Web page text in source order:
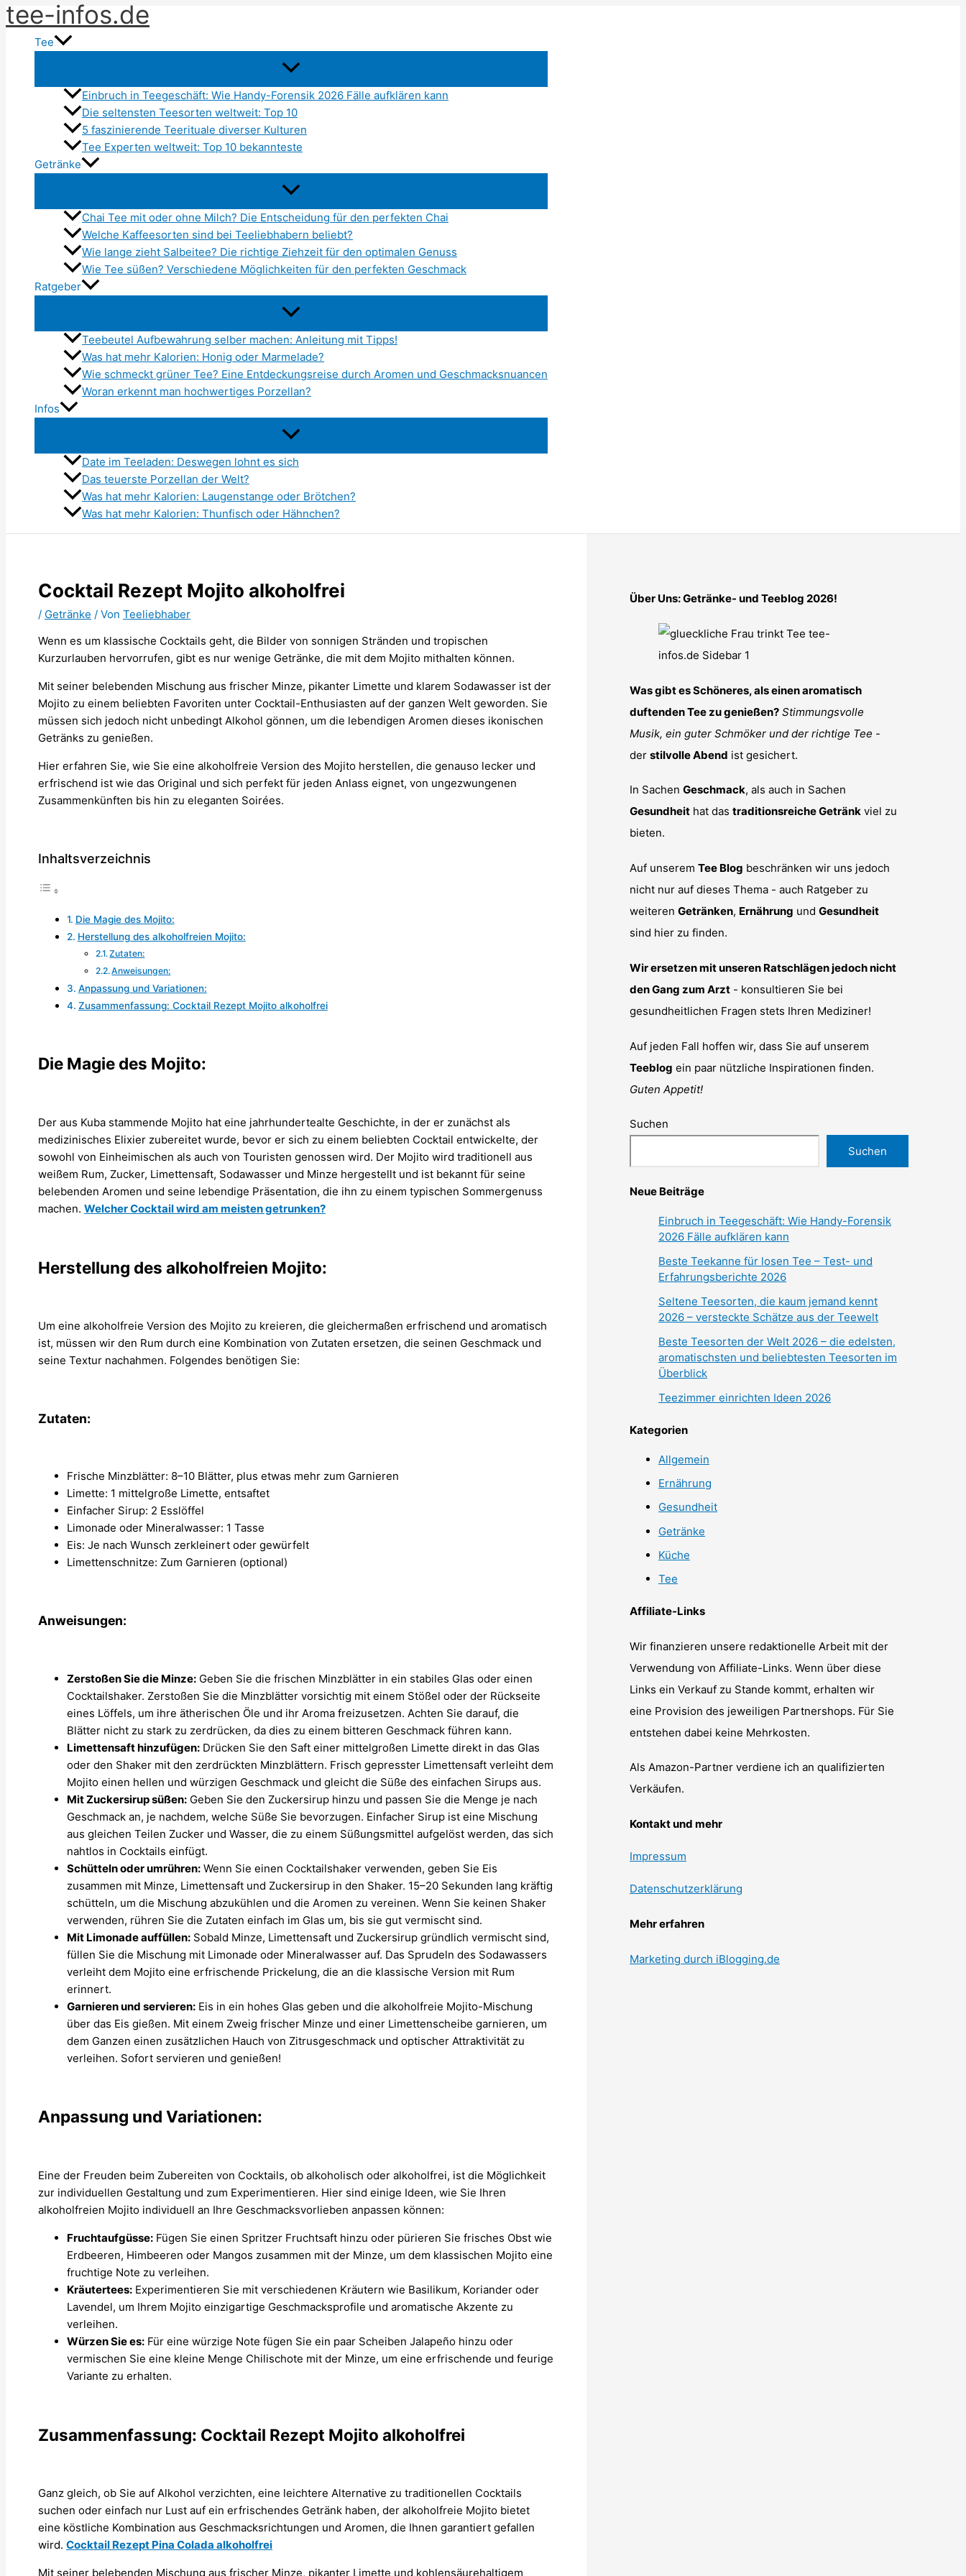
Zum
Inhalt
springen
tee-infos.de
Tee
Einbruch in Teegeschäft: Wie Handy-Forensik 2026 Fälle aufklären kann
Die seltensten Teesorten weltweit: Top 10
5 faszinierende Teerituale diverser Kulturen
Tee Experten weltweit: Top 10 bekannteste
Getränke
Chai Tee mit oder ohne Milch? Die Entscheidung für den perfekten Chai
Welche Kaffeesorten sind bei Teeliebhabern beliebt?
Wie lange zieht Salbeitee? Die richtige Ziehzeit für den optimalen Genuss
Wie Tee süßen? Verschiedene Möglichkeiten für den perfekten Geschmack
Ratgeber
Teebeutel Aufbewahrung selber machen: Anleitung mit Tipps!
Was hat mehr Kalorien: Honig oder Marmelade?
Wie schmeckt grüner Tee? Eine Entdeckungsreise durch Aromen und Geschmacksnuancen
Woran erkennt man hochwertiges Porzellan?
Infos
Date im Teeladen: Deswegen lohnt es sich
Das teuerste Porzellan der Welt?
Was hat mehr Kalorien: Laugenstange oder Brötchen?
Was hat mehr Kalorien: Thunfisch oder Hähnchen?
Cocktail Rezept Mojito alkoholfrei
/ Getränke / Von Teeliebhaber
Wenn es um klassische Cocktails geht, die Bilder von sonnigen Stränden und tropischen
Kurzurlauben hervorrufen, gibt es nur wenige Getränke, die mit dem Mojito mithalten können.
Mit seiner belebenden Mischung aus frischer Minze, pikanter Limette und klarem Sodawasser ist der
Mojito zu einem beliebten Favoriten unter Cocktail-Enthusiasten auf der ganzen Welt geworden. Sie
müssen sich jedoch nicht unbedingt Alkohol gönnen, um die lebendigen Aromen dieses ikonischen
Getränks zu genießen.
Hier erfahren Sie, wie Sie eine alkoholfreie Version des Mojito herstellen, die genauso lecker und
erfrischend ist wie das Original und sich perfekt für jeden Anlass eignet, von ungezwungenen
Zusammenkünften bis hin zu eleganten Soirées.
Inhaltsverzeichnis
Die Magie des Mojito:
Herstellung des alkoholfreien Mojito:
Zutaten:
Anweisungen:
Anpassung und Variationen:
Zusammenfassung: Cocktail Rezept Mojito alkoholfrei
Die Magie des Mojito:
Der aus Kuba stammende Mojito hat eine jahrhundertealte Geschichte, in der er zunächst als
medizinisches Elixier zubereitet wurde, bevor er sich zu einem beliebten Cocktail entwickelte, der
sowohl von Einheimischen als auch von Touristen genossen wird. Der Mojito wird traditionell aus
weißem Rum, Zucker, Limettensaft, Sodawasser und Minze hergestellt und ist bekannt für seine
belebenden Aromen und seine lebendige Präsentation, die ihn zu einem typischen Sommergenuss
machen. Welcher Cocktail wird am meisten getrunken?
Herstellung des alkoholfreien Mojito:
Um eine alkoholfreie Version des Mojito zu kreieren, die gleichermaßen erfrischend und aromatisch
ist, müssen wir den Rum durch eine Kombination von Zutaten ersetzen, die seinen Geschmack und
seine Textur nachahmen. Folgendes benötigen Sie:
Zutaten:
Frische Minzblätter: 8–10 Blätter, plus etwas mehr zum Garnieren
Limette: 1 mittelgroße Limette, entsaftet
Einfacher Sirup: 2 Esslöffel
Limonade oder Mineralwasser: 1 Tasse
Eis: Je nach Wunsch zerkleinert oder gewürfelt
Limettenschnitze: Zum Garnieren (optional)
Anweisungen:
Zerstoßen Sie die Minze: Geben Sie die frischen Minzblätter in ein stabiles Glas oder einen
Cocktailshaker. Zerstoßen Sie die Minzblätter vorsichtig mit einem Stößel oder der Rückseite
eines Löffels, um ihre ätherischen Öle und ihr Aroma freizusetzen. Achten Sie darauf, die
Blätter nicht zu stark zu zerdrücken, da dies zu einem bitteren Geschmack führen kann.
Limettensaft hinzufügen: Drücken Sie den Saft einer mittelgroßen Limette direkt in das Glas
oder den Shaker mit den zerdrückten Minzblättern. Frisch gepresster Limettensaft verleiht dem
Mojito einen hellen und würzigen Geschmack und gleicht die Süße des einfachen Sirups aus.
Mit Zuckersirup süßen: Geben Sie den Zuckersirup hinzu und passen Sie die Menge je nach
Geschmack an, je nachdem, welche Süße Sie bevorzugen. Einfacher Sirup ist eine Mischung
aus gleichen Teilen Zucker und Wasser, die zu einem Süßungsmittel aufgelöst werden, das sich
nahtlos in Cocktails einfügt.
Schütteln oder umrühren: Wenn Sie einen Cocktailshaker verwenden, geben Sie Eis
zusammen mit Minze, Limettensaft und Zuckersirup in den Shaker. 15–20 Sekunden lang kräftig
schütteln, um die Mischung abzukühlen und die Aromen zu vereinen. Wenn Sie keinen Shaker
verwenden, rühren Sie die Zutaten einfach im Glas um, bis sie gut vermischt sind.
Mit Limonade auffüllen: Sobald Minze, Limettensaft und Zuckersirup gründlich vermischt sind,
füllen Sie die Mischung mit Limonade oder Mineralwasser auf. Das Sprudeln des Sodawassers
verleiht dem Mojito eine erfrischende Prickelung, die an die klassische Version mit Rum
erinnert.
Garnieren und servieren: Eis in ein hohes Glas geben und die alkoholfreie Mojito-Mischung
über das Eis gießen. Mit einem Zweig frischer Minze und einer Limettenscheibe garnieren, um
dem Ganzen einen zusätzlichen Hauch von Zitrusgeschmack und optischer Attraktivität zu
verleihen. Sofort servieren und genießen!
Anpassung und Variationen:
Eine der Freuden beim Zubereiten von Cocktails, ob alkoholisch oder alkoholfrei, ist die Möglichkeit
zur individuellen Gestaltung und zum Experimentieren. Hier sind einige Ideen, wie Sie Ihren
alkoholfreien Mojito individuell an Ihre Geschmacksvorlieben anpassen können:
Fruchtaufgüsse: Fügen Sie einen Spritzer Fruchtsaft hinzu oder pürieren Sie frisches Obst wie
Erdbeeren, Himbeeren oder Mangos zusammen mit der Minze, um dem klassischen Mojito eine
fruchtige Note zu verleihen.
Kräutertees: Experimentieren Sie mit verschiedenen Kräutern wie Basilikum, Koriander oder
Lavendel, um Ihrem Mojito einzigartige Geschmacksprofile und aromatische Akzente zu
verleihen.
Würzen Sie es: Für eine würzige Note fügen Sie ein paar Scheiben Jalapeño hinzu oder
vermischen Sie eine kleine Menge Chilischote mit der Minze, um eine erfrischende und feurige
Variante zu erhalten.
Zusammenfassung: Cocktail Rezept Mojito alkoholfrei
Ganz gleich, ob Sie auf Alkohol verzichten, eine leichtere Alternative zu traditionellen Cocktails
suchen oder einfach nur Lust auf ein erfrischendes Getränk haben, der alkoholfreie Mojito bietet
eine köstliche Kombination aus Geschmacksrichtungen und Aromen, die Ihnen garantiert gefallen
wird. Cocktail Rezept Pina Colada alkoholfrei
Mit seiner belebenden Mischung aus frischer Minze, pikanter Limette und kohlensäurehaltigem
Über Uns: Getränke- und Teeblog 2026!
Was gibt es Schöneres, als einen aromatisch
duftenden Tee zu genießen? Stimmungsvolle
Musik, ein guter Schmöker und der richtige Tee -
der stilvolle Abend ist gesichert.
In Sachen Geschmack, als auch in Sachen
Gesundheit hat das traditionsreiche Getränk viel zu
bieten.
Auf unserem Tee Blog beschränken wir uns jedoch
nicht nur auf dieses Thema - auch Ratgeber zu
weiteren Getränken, Ernährung und Gesundheit
sind hier zu finden.
Wir ersetzen mit unseren Ratschlägen jedoch nicht
den Gang zum Arzt - konsultieren Sie bei
gesundheitlichen Fragen stets Ihren Mediziner!
Auf jeden Fall hoffen wir, dass Sie auf unserem
Teeblog ein paar nützliche Inspirationen finden.
Guten Appetit!
Suchen
Suchen
Neue Beiträge
Einbruch in Teegeschäft: Wie Handy-Forensik
2026 Fälle aufklären kann
Beste Teekanne für losen Tee – Test- und
Erfahrungsberichte 2026
Seltene Teesorten, die kaum jemand kennt
2026 – versteckte Schätze aus der Teewelt
Beste Teesorten der Welt 2026 – die edelsten,
aromatischsten und beliebtesten Teesorten im
Überblick
Teezimmer einrichten Ideen 2026
Kategorien
Allgemein
Ernährung
Gesundheit
Getränke
Küche
Tee
Affiliate-Links
Wir finanzieren unsere redaktionelle Arbeit mit der
Verwendung von Affiliate-Links. Wenn über diese
Links ein Verkauf zu Stande kommt, erhalten wir
eine Provision des jeweiligen Partnershops. Für Sie
entstehen dabei keine Mehrkosten.
Als Amazon-Partner verdiene ich an qualifizierten
Verkäufen.
Kontakt und mehr
Impressum
Datenschutzerklärung
Mehr erfahren
Marketing durch iBlogging.de